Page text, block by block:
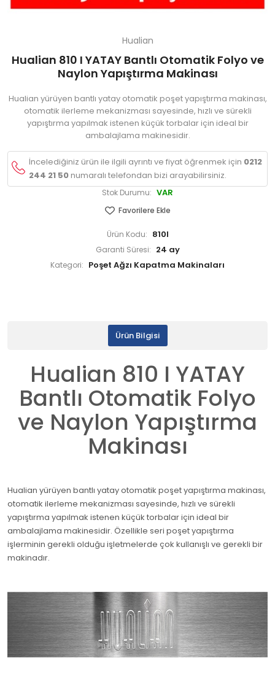
Hualian
Hualian 810 I YATAY Bantlı Otomatik Folyo ve
Naylon Yapıştırma Makinası
Hualian yürüyen bantlı yatay otomatik poşet yapıştırma makinası,
otomatik ilerleme mekanizması sayesinde, hızlı ve sürekli
yapıştırma yapılmak istenen küçük torbalar için ideal bir
ambalajlama makinesidir.
İncelediğiniz ürün ile ilgili ayrıntı ve fiyat öğrenmek için 0212
244 21 50numaralı telefondan bizi arayabilirsiniz.
Stok Durumu: VAR
Favorilere Ekle
Ürün Kodu: 810I
Garanti Süresi: 24 ay
Kategori: Poşet Ağzı Kapatma Makinaları
Ürün Bilgisi
Hualian 810 I YATAY
Bantlı Otomatik Folyo
ve Naylon Yapıştırma
Makinası
Hualian yürüyen bantlı yatay otomatik poşet yapıştırma makinası,
otomatik ilerleme mekanizması sayesinde, hızlı ve sürekli
yapıştırma yapılmak istenen küçük torbalar için ideal bir
ambalajlama makinesidir. Özellikle seri poşet yapıştırma
işlerminin gerekli olduğu işletmelerde çok kullanışlı ve gerekli bir
makinadır.